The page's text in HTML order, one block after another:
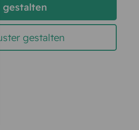
gestalten
gestalten